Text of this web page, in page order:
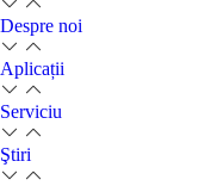
Despre noi
Aplicații
Serviciu
Ştiri